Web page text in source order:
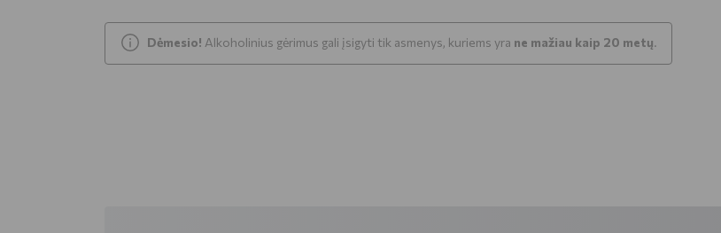
Dėmesio! Alkoholinius gėrimus gali įsigyti tik asmenys, kuriems yra ne mažiau kaip 20 metų.